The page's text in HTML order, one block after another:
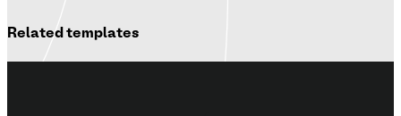
Related templates